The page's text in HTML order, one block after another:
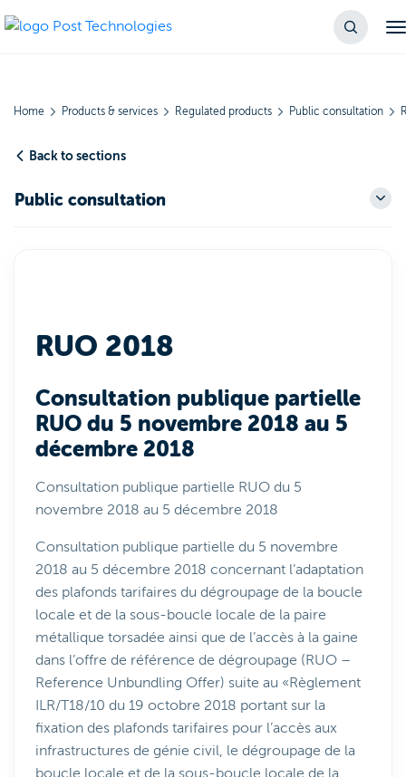
Home Products & services Regulated products Public consultation
Back to sections
Public consultation
RUO 2018
Consultation publique partielle
RUO du 5 novembre 2018 au 5
décembre 2018
Consultation publique partielle RUO du 5
novembre 2018 au 5 décembre 2018
Consultation publique partielle du 5 novembre
2018 au 5 décembre 2018 concernant l’adaptation
des plafonds tarifaires du dégroupage de la boucle
locale et de la sous-boucle locale de la paire
métallique torsadée ainsi que de l’accès à la gaine
dans l’offre de référence de dégroupage (RUO –
Reference Unbundling Offer) suite au «Règlement
ILR/T18/10 du 19 octobre 2018 portant sur la
fixation des plafonds tarifaires pour l’accès aux
infrastructures de génie civil, le dégroupage de la
boucle locale et de la sous-boucle locale de la